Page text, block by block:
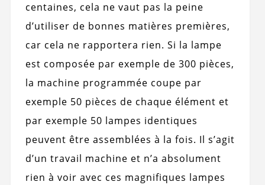
centaines, cela ne vaut pas la peine
d’utiliser de bonnes matières premières,
car cela ne rapportera rien. Si la lampe
est composée par exemple de 300 pièces,
la machine programmée coupe par
exemple 50 pièces de chaque élément et
par exemple 50 lampes identiques
peuvent être assemblées à la fois. Il s’agit
d’un travail machine et n’a absolument
rien à voir avec ces magnifiques lampes